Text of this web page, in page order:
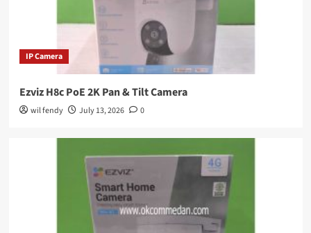
IP Camera
Ezviz H8c PoE 2K Pan & Tilt Camera
wil fendy July 13, 2026 0